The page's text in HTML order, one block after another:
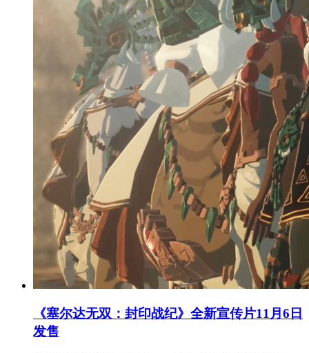
《塞尔达无双：封印战纪》全新宣传片11月6日
发售